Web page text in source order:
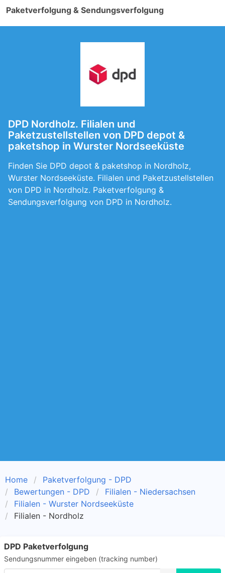
Paketverfolgung & Sendungsverfolgung
DPD Nordholz. Filialen und
Paketzustellstellen von DPD depot &
paketshop in Wurster Nordseeküste
Finden Sie DPD depot & paketshop in Nordholz,
Wurster Nordseeküste. Filialen und Paketzustellstellen
von DPD in Nordholz. Paketverfolgung &
Sendungsverfolgung von DPD in Nordholz.
Home
Paketverfolgung - DPD
Bewertungen - DPD
Filialen - Niedersachsen
Filialen - Wurster Nordseeküste
Filialen - Nordholz
DPD Paketverfolgung
Sendungsnummer eingeben (tracking number)